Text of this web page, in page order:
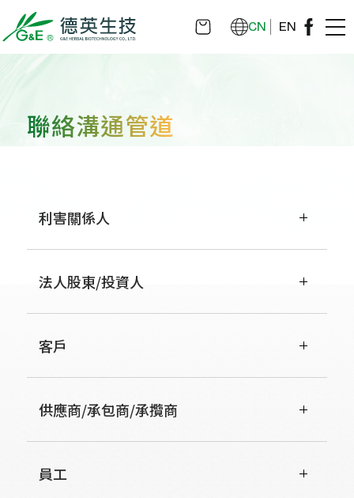
CN EN
聯絡溝通管道
利害關係人
法人股東/投資人
客戶
供應商/承包商/承攬商
員工